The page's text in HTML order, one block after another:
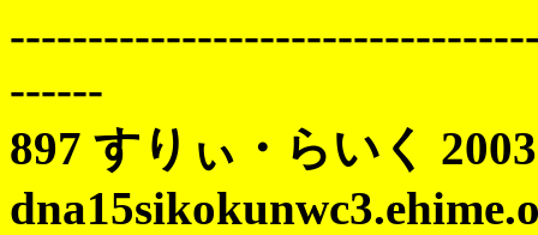
------
897 すりぃ・らいく